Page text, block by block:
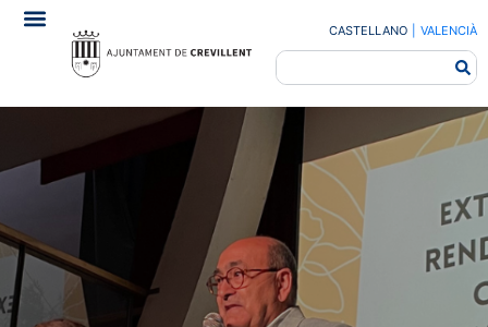
CASTELLANO VALENCIÀ